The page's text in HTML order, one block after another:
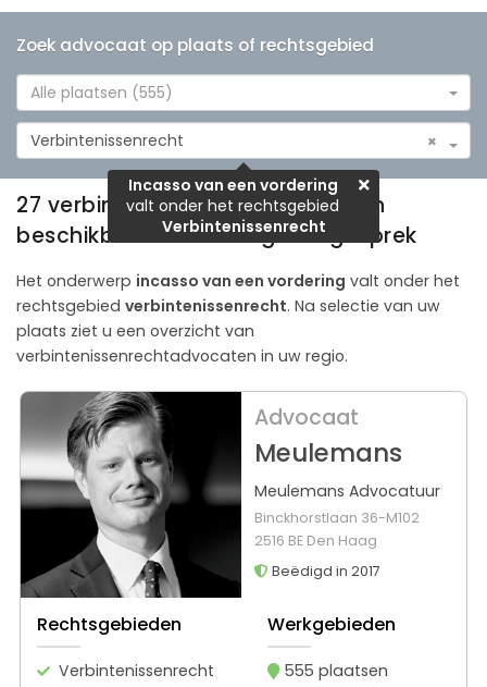
Zoek advocaat op plaats of rechtsgebied
Alle plaatsen (555)
×
Verbintenissenrecht
Incasso van een vordering
valt onder het rechtsgebied
Verbintenissenrecht
27 verbintenissenrechtadvocaten
beschikbaar voor een gratis gesprek
Het onderwerp incasso van een vordering valt onder het
rechtsgebied verbintenissenrecht. Na selectie van uw
plaats ziet u een overzicht van
verbintenissenrechtadvocaten in uw regio.
Advocaat
Meulemans
Meulemans Advocatuur
Binckhorstlaan 36-M102
2516 BE Den Haag
Beëdigd in 2017
Rechtsgebieden
Verbintenissenrecht
Werkgebieden
555 plaatsen